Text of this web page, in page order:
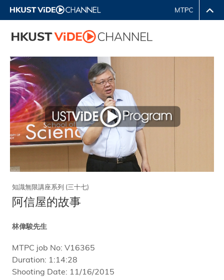
知識無限講座系列 (三十七)
阿信屋的故事
林偉駿先生
MTPC job No: V16365
Duration: 1:14:28
Shooting Date: 11/16/2015